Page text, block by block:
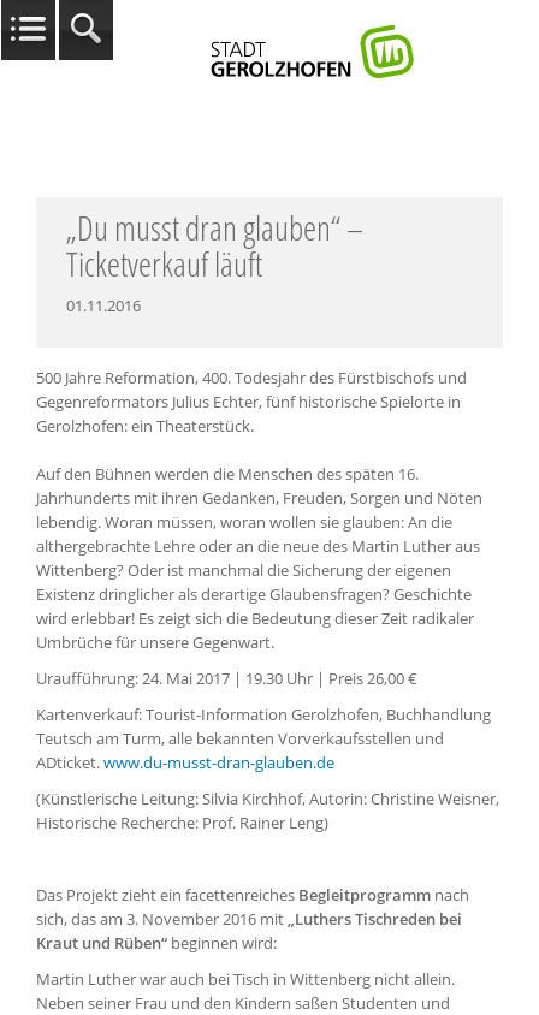
„Du musst dran glauben“ –
Ticketverkauf läuft
01.11.2016
500 Jahre Reformation, 400. Todesjahr des Fürstbischofs und
Gegenreformators Julius Echter, fünf historische Spielorte in
Gerolzhofen: ein Theaterstück.
Auf den Bühnen werden die Menschen des späten 16.
Jahrhunderts mit ihren Gedanken, Freuden, Sorgen und Nöten
lebendig. Woran müssen, woran wollen sie glauben: An die
althergebrachte Lehre oder an die neue des Martin Luther aus
Wittenberg? Oder ist manchmal die Sicherung der eigenen
Existenz dringlicher als derartige Glaubensfragen? Geschichte
wird erlebbar! Es zeigt sich die Bedeutung dieser Zeit radikaler
Umbrüche für unsere Gegenwart.
Uraufführung: 24. Mai 2017 | 19.30 Uhr | Preis 26,00 €
Kartenverkauf: Tourist-Information Gerolzhofen, Buchhandlung
Teutsch am Turm, alle bekannten Vorverkaufsstellen und
ADticket.www.du-musst-dran-glauben.de
(Künstlerische Leitung: Silvia Kirchhof, Autorin: Christine Weisner,
Historische Recherche: Prof. Rainer Leng)
Das Projekt zieht ein facettenreiches Begleitprogramm nach
sich, das am 3. November 2016 mit„Luthers Tischreden bei
Kraut und Rüben“ beginnen wird:
Martin Luther war auch bei Tisch in Wittenberg nicht allein.
Neben seiner Frau und den Kindern saßen Studenten und